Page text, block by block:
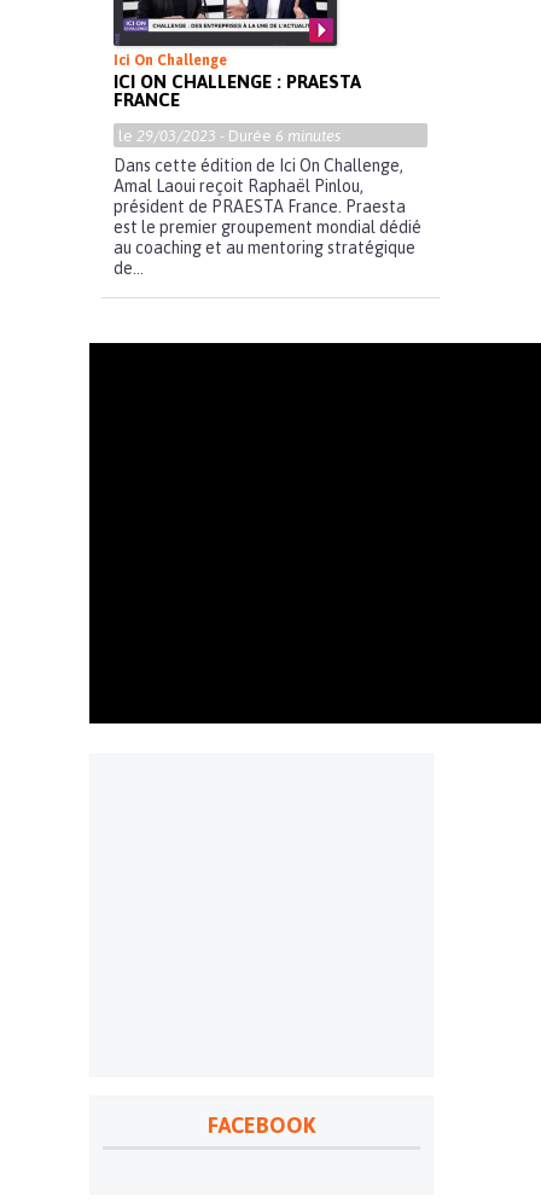
Ici On Challenge
ICI ON CHALLENGE : PRAESTA
FRANCE
le 29/03/2023 - Durée 6 minutes
Dans cette édition de Ici On Challenge,
Amal Laoui reçoit Raphaël Pinlou,
président de PRAESTA France. Praesta
est le premier groupement mondial dédié
au coaching et au mentoring stratégique
de...
FACEBOOK